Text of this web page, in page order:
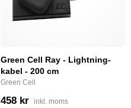
Green Cell Ray - Lightning-
kabel - 200 cm
Green Cell
458 kr inkl. moms